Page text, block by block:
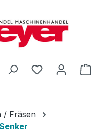
Du hast 0
/ Fräsen